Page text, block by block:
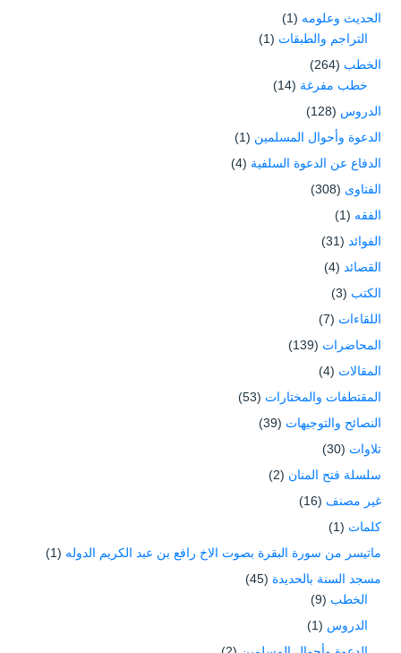
الحديث وعلومه (1)
التراجم والطبقات (1)
الخطب (264)
خطب مفرغة (14)
الدروس (128)
الدعوة وأحوال المسلمين (1)
الدفاع عن الدعوة السلفية (4)
الفتاوى (308)
الفقه (1)
الفوائد (31)
القصائد (4)
الكتب (3)
اللقاءات (7)
المحاضرات (139)
المقالات (4)
المقتطفات والمختارات (53)
النصائح والتوجيهات (39)
تلاوات (30)
سلسلة فتح المنان (2)
غير مصنف (16)
كلمات (1)
ماتيسر من سورة البقرة بصوت الاخ رافع بن عبد الكريم الدوله (1)
مسجد السنة بالحديدة (45)
الخطب (9)
الدروس (1)